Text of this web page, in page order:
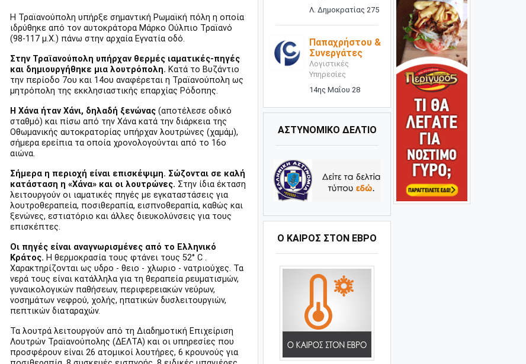
Η Τραϊανούπολη υπήρξε σημαντική Ρωμαϊκή πόλη η οποία
ιδρύθηκε από τον αυτοκράτορα Μάρκο Ούλπιο Τραϊανό
(98-117 μ.Χ.) πάνω στην αρχαία Εγνατία οδό.
Στην Τραϊανούπολη υπήρχαν θερμές ιαματικές-πηγές
και δημιουργήθηκε μια λουτρόπολη. Κατά το Βυζάντιο
την περίοδο 7ου και 14ου αναφέρεται η Τραϊανούπολη ως
μητρόπολη της εκκλησιαστικής επαρχίας Ρόδοπης.
Η Χάνα ήταν Χάνι, δηλαδή ξενώνας (αποτέλεσε οδικό
σταθμό) και πίσω από την Χάνα κατά την διάρκεια της
Οθωμανικής αυτοκρατορίας υπήρχαν λουτρώνες (χαμάμ),
σήμερα ερείπια τα οποία χρονολογούνται από το 16ο
αιώνα.
Σήμερα η περιοχή είναι επισκέψιμη. Σώζονται σε καλή
κατάσταση η «Χάνα» και οι λουτρώνες. Στην ίδια έκταση
λειτουργούν οι ιαματικές πηγές με εγκαταστάσεις για
λουτροθεραπεία, ποσιθεραπία, εισπνοθεραπία, καθώς και
ξενώνες, εστιατόριο και άλλες διευκολύνσεις για τους
επισκέπτες.
Οι πηγές είναι αναγνωρισμένες από το Ελληνικό
Κράτος. Η θερμοκρασία τους φτάνει τους 52° C .
Χαρακτηρίζονται ως υδρο - θειο - χλωριο - νατριούχες. Τα
νερά τους είναι κατάλληλα για τη θεραπεία ρευματισμών,
γυναικολογικών παθήσεων, περιφερειακών νεύρων,
νοσημάτων νεφρού, χολής, ηπατικών δυσλειτουργιών,
πεπτικών διαταραχών.
Τα λουτρά λειτουργούν από τη Διαδημοτική Επιχείριση
Λουτρών Τραϊανούπολης (ΔΕΛΤΑ) και οι υπηρεσίες που
προσφέρουν είναι 26 ατομικοί λουτήρες, 6 κρουνούς για
Λ. Δημοκρατίας 275
Παπαχρήστου &
Συνεργάτες
Λογιστικές
Υπηρεσίες
14ης Μαΐου 28
ΑΣΤΥΝΟΜΙΚΟ ΔΕΛΤΙΟ
Ο ΚΑΙΡΌΣ ΣΤΟΝ ΈΒΡΟ